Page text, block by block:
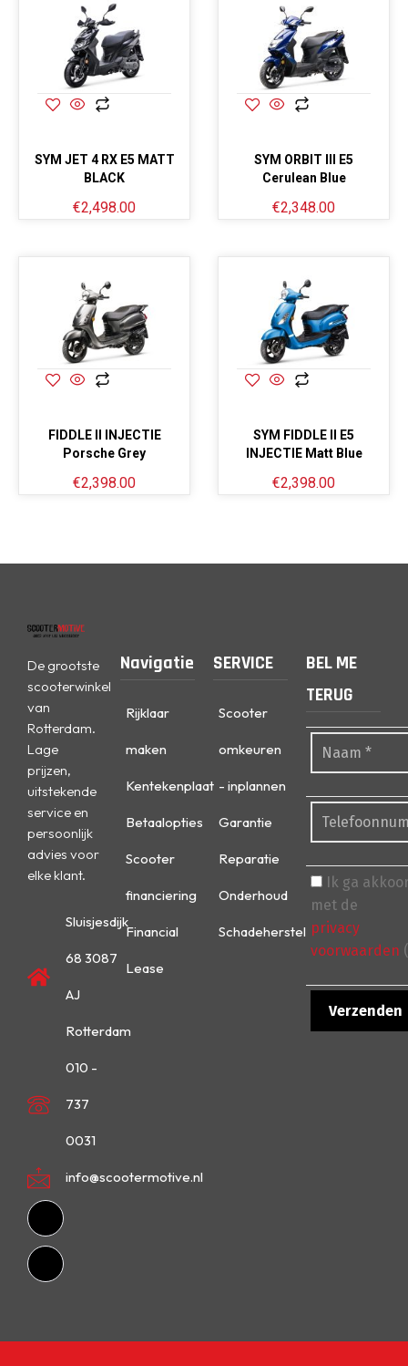
SYM JET 4 RX E5 MATT
BLACK
€2,498.00
SYM ORBIT III E5
Cerulean Blue
€2,348.00
FIDDLE II INJECTIE
Porsche Grey
€2,398.00
SYM FIDDLE II E5
INJECTIE Matt Blue
€2,398.00
De grootste
scooterwinkel
van
Rotterdam.
Lage
prijzen,
uitstekende
service en
persoonlijk
advies voor
elke klant.
Sluisjesdijk
68 3087
AJ
Rotterdam
010 -
737
0031
info@scootermotive.nl
Navigatie
Rijklaar
maken
Kentekenplaat
Betaalopties
Scooter
financiering
Financial
Lease
SERVICE
Scooter
omkeuren
- inplannen
Garantie
Reparatie
Onderhoud
Schadeherstel
BEL ME
TERUG
Ik ga
met de
privacy
voorwaarden